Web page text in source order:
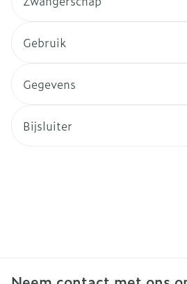
Gebruik
Gegevens
Bijsluiter